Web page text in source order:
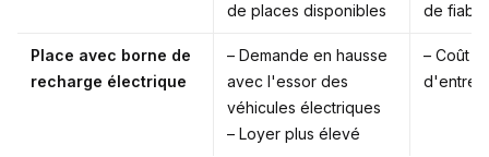
de places disponibles
de
Place avec borne de
recharge électrique
– Demande en hausse
avec l'essor des
véhicules électriques
– Loyer plus élevé
– Coût